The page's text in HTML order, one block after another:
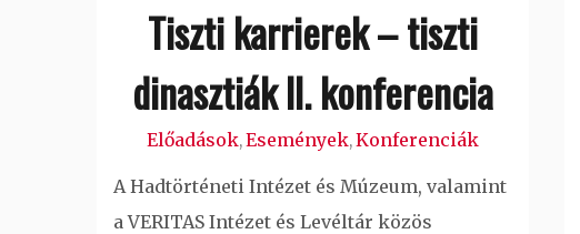
Tiszti karrierek – tiszti
dinasztiák II. konferencia
Előadások,Események,Konferenciák
A Hadtörténeti Intézet és Múzeum, valamint
a VERITAS Intézet és Levéltár közös